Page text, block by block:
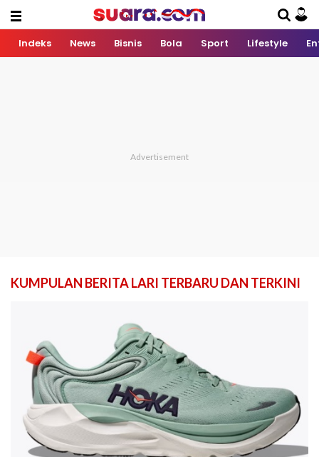
Indeks News Bisnis Bola Sport Lifestyle
KUMPULAN BERITA LARI TERBARU DAN TERKINI